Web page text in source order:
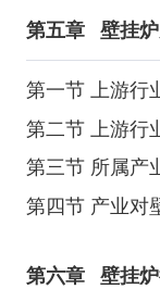
第五章 壁挂
第一节 上游行
第二节 上游行
第三节 所属产
第四节 产业对
第六章 壁挂